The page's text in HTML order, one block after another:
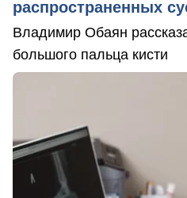
распространенных
Владимир Обаян
большого пальца кисти